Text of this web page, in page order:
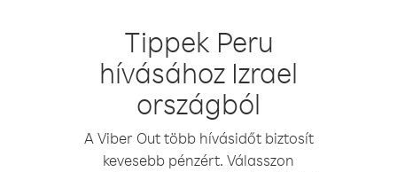
Tippek Peru
hívásához Izrael
országból
A Viber Out több hívásidőt biztosít
kevesebb pénzért. Válasszon